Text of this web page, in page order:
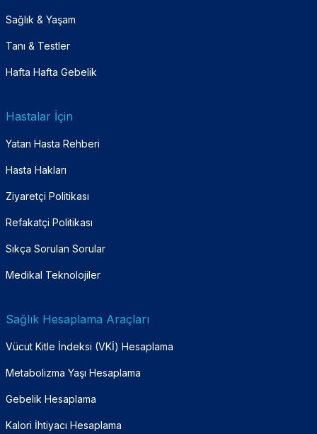
Sağlık & Yaşam
Tanı & Testler
Hafta Hafta Gebelik
Hastalar İçin
Yatan Hasta Rehberi
Hasta Hakları
Ziyaretçi Politikası
Refakatçi Politikası
Sıkça Sorulan Sorular
Medikal Teknolojiler
Sağlık Hesaplama Araçları
Vücut Kitle İndeksi (VKİ) Hesaplama
Metabolizma Yaşı Hesaplama
Gebelik Hesaplama
Kalori İhtiyacı Hesaplama